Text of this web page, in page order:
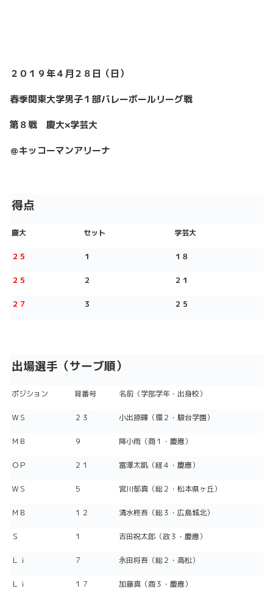
２０１９年４月２８日（日）
春季関東大学男子１部バレーボールリーグ戦
第８戦 慶大×学芸大
＠キッコーマンアリーナ
得点
慶大 セット 学芸大
２５ １ １８
２５ ２ ２１
２７ ３ ２５
出場選手（サーブ順）
ポジション 背番号 名前（学部学年・出身校）
ＷＳ ２３ 小出捺暉（環２・駿台学園）
ＭＢ ９ 降小雨（商１・慶應）
ＯＰ ２１ 富澤太凱（経４・慶應）
ＷＳ ５ 宮川郁真（総２・松本県ヶ丘）
ＭＢ １２ 清水柊吾（総３・広島城北）
Ｓ １ 吉田祝太郎（政３・慶應）
Ｌｉ ７ 永田将吾（総２・高松）
Ｌｉ １７ 加藤真（商３・慶應）